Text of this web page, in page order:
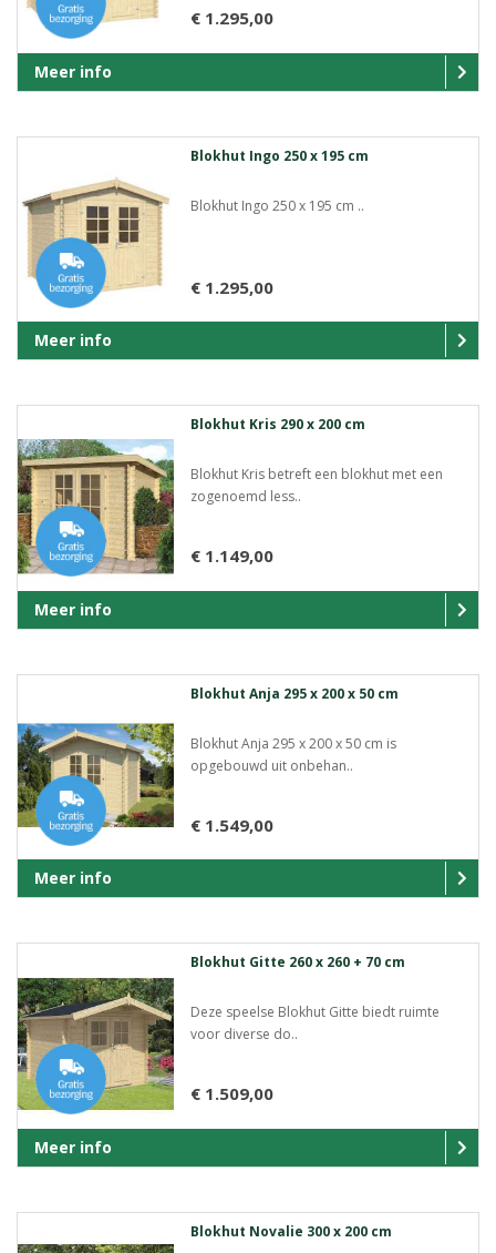
€ 1.295,00
Meer info
Blokhut Ingo 250 x 195 cm
Blokhut Ingo 250 x 195 cm ..
€ 1.295,00
Meer info
Blokhut Kris 290 x 200 cm
Blokhut Kris betreft een blokhut met een
zogenoemd less..
€ 1.149,00
Meer info
Blokhut Anja 295 x 200 x 50 cm
Blokhut Anja 295 x 200 x 50 cm is
opgebouwd uit onbehan..
€ 1.549,00
Meer info
Blokhut Gitte 260 x 260 + 70 cm
Deze speelse Blokhut Gitte biedt ruimte
voor diverse do..
€ 1.509,00
Meer info
Blokhut Novalie 300 x 200 cm